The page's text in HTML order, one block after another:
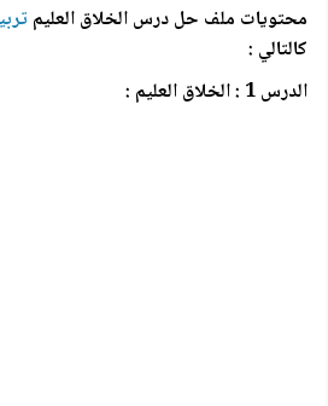
محتويات ملف حل درس الخلاق العليم
كالتالي :
الدرس 1 : الخلاق العليم :